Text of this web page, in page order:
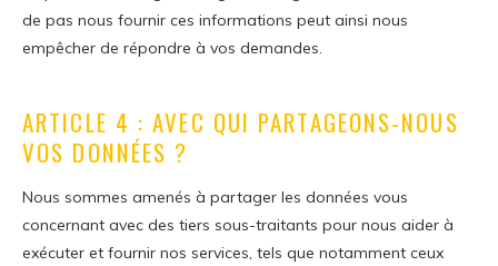
de pas nous fournir ces informations peut ainsi nous
empêcher de répondre à vos demandes.
ARTICLE 4 : AVEC QUI PARTAGEONS-NOUS
VOS DONNÉES ?
Nous sommes amenés à partager les données vous
concernant avec des tiers sous-traitants pour nous aider à
exécuter et fournir nos services, tels que notamment ceux